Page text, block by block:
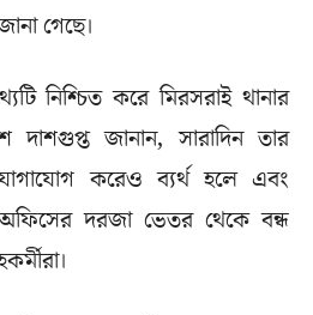
গেছে।
নিশ্চিত করে মিরসরাই থানার
দাশগুপ্ত জানান, সারাদিন তার
করেও ব্যর্থ হলে এবং
দরজা ভেতর থেকে বন্ধ